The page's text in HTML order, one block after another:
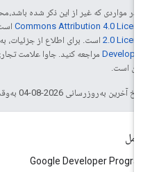
در مواردی که غیر از این ذکر شده
Commons Attribution 4.0است.
2.0 است. برای اطلاع از جزئیات، به
آن است.
آخرین به‌روزرسانی 2026-08-04 به‌وقت ساعت هماهنگ جهانی.
Google Developer